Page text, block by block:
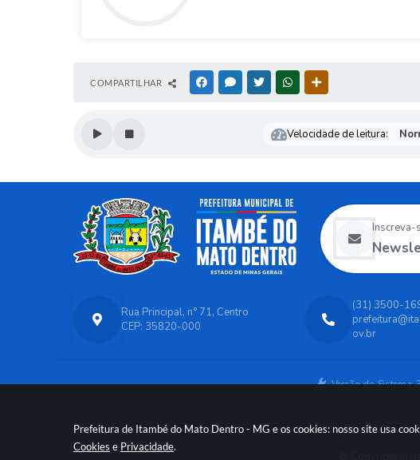
Prefeitura de Itambé do Mato Dentro - MG e os cookies: nosso site usa
Cookies e Privacidade.
COMPARTILHAR FACEBOOKMESSENGER
TWITTERWHATSAPP
Velocidade de leitura:
Inscreva-
Rua Principal, n° 71, Centro
CEP: 35820-000
(31) 3500-
ov.br
Versão do Sistema: